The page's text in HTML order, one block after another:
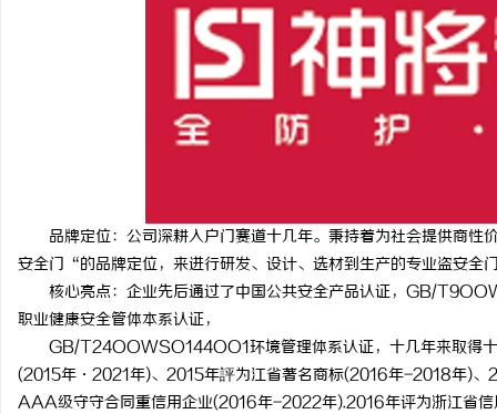
品牌定位：公司深耕入户门赛道十几年。秉持着为社会提供商性
安全门“的品牌定位，来进行研发、设计、选材到生产的专业盗安全
核心亮点：企业先后通过了中国公共安全产品认证，GB/
职业健康安全管体本系认证，
GB/T24OOWSO144OO1环境管理体系认证，十几年来取得十
(2015年·2021年)、2015年評为江省著名商标(2016年-2018年)
AAA级守守合同重信用企业(2016年-2022年).2016年评为浙江省